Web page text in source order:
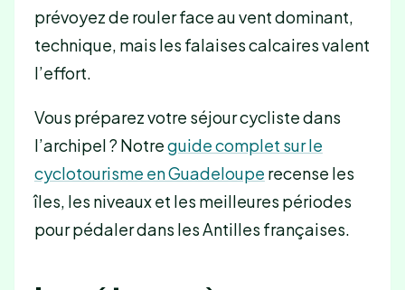
prévoyez de rouler face au vent dominant,
technique, mais les falaises calcaires valent
l’effort.
Vous préparez votre séjour cycliste dans
l’archipel ? Notreguide complet sur le
cyclotourisme en Guadeloupe recense les
îles, les niveaux et les meilleures périodes
pour pédaler dans les Antilles françaises.